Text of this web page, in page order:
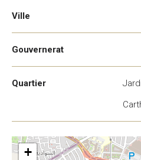
Ville
Gouvernerat
Quartier
+